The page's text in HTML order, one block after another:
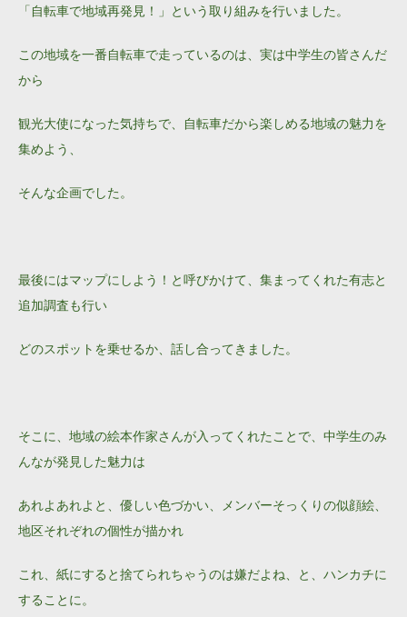
「自転車で地域再発見！」という取り組みを行いました。
この地域を一番自転車で走っているのは、実は中学生の皆さんだ
から
観光大使になった気持ちで、自転車だから楽しめる地域の魅力を
集めよう、
そんな企画でした。
最後にはマップにしよう！と呼びかけて、集まってくれた有志と
追加調査も行い
どのスポットを乗せるか、話し合ってきました。
そこに、地域の絵本作家さんが入ってくれたことで、中学生のみ
んなが発見した魅力は
あれよあれよと、優しい色づかい、メンバーそっくりの似顔絵、
地区それぞれの個性が描かれ
これ、紙にすると捨てられちゃうのは嫌だよね、と、ハンカチに
することに。